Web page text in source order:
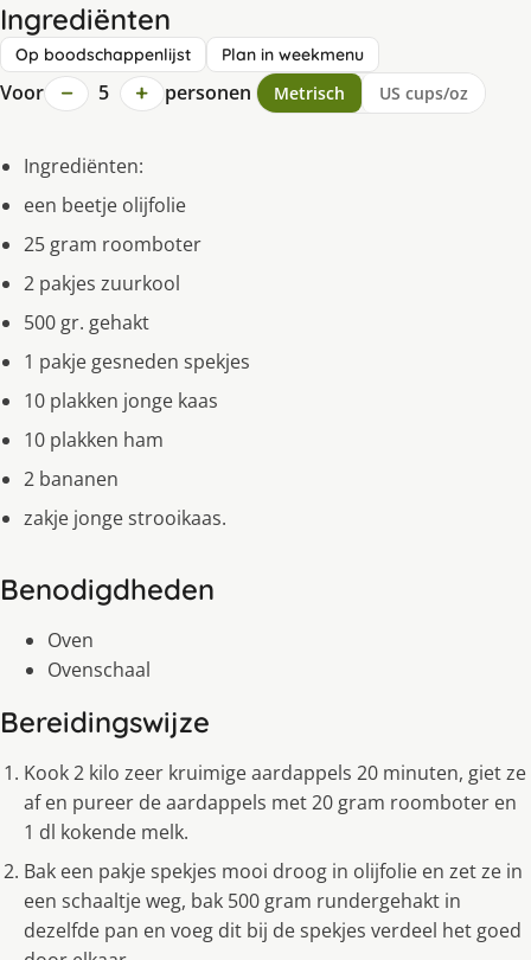
Ingrediënten
Op boodschappenlijst Plan in weekmenu
Voor − 5 + personen Metrisch US cups/oz
Ingrediënten:
een beetje olijfolie
25 gram roomboter
2 pakjes zuurkool
500 gr. gehakt
1 pakje gesneden spekjes
10 plakken jonge kaas
10 plakken ham
2 bananen
zakje jonge strooikaas.
Benodigdheden
Oven
Ovenschaal
Bereidingswijze
Kook 2 kilo zeer kruimige aardappels 20 minuten, giet ze
af en pureer de aardappels met 20 gram roomboter en
1 dl kokende melk.
Bak een pakje spekjes mooi droog in olijfolie en zet ze in
een schaaltje weg, bak 500 gram rundergehakt in
dezelfde pan en voeg dit bij de spekjes verdeel het goed